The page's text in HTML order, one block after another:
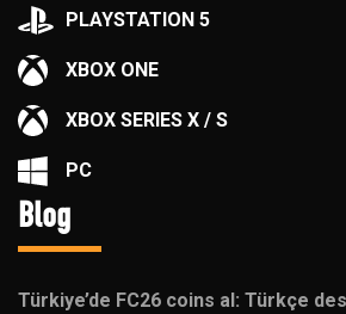
PLAYSTATION 5
XBOX ONE
XBOX SERIES X / S
PC
Blog
Türkiye’de FC26 coins al: Türkçe